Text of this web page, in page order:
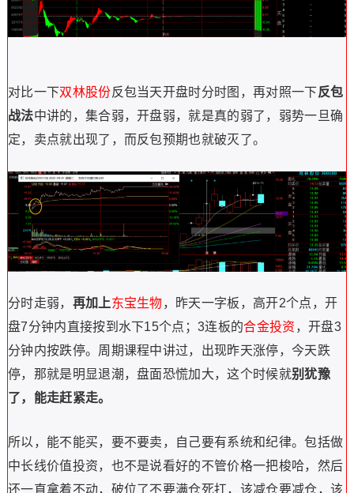
对比一下双林股份反包当天开盘时分时图，再对照一下反包
战法中讲的， 集合弱，开盘弱，就是真的弱了， 弱势一旦确
定， 卖点就出现了， 而反包预期也就破灭了。
分时走弱， 再加上东宝生物，昨天一字板， 高开2个点，开
盘7分钟内直接按到水下15个点；3连板的合金投资 ， 开盘3
分钟内按跌停。 周期课程中讲过，出现昨天涨停，今天跌
停，那就是明显退潮，盘面恐慌加大，这个时候就别犹豫
了，能走赶紧走。
所以，能不能买，要不要卖，自己要有系统和纪律。包括做
中长线价值投资，也不是说看好的不管价格一把梭哈，然后
还一直拿着不动，破位了不要满仓死扛，该减仓要减仓，该